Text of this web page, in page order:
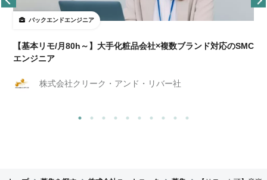
バックエンドエンジニア
【基本リモ/月80h～】大手化粧品会社×複数ブランド対応のSMC
エンジニア
株式会社クリーク・アンド・リバー社